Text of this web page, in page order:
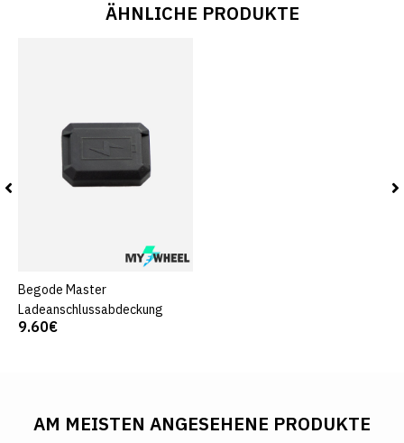
ÄHNLICHE PRODUKTE
Begode Master
Ladeanschlussabdeckung
9.60€
AM MEISTEN ANGESEHENE PRODUKTE